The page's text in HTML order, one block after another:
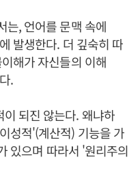
는, 언어를 문맥 속에
발생한다. 더 깊숙히 따
해가 자신들의 이해
.
되진 않는다. 왜냐하
성적'(계산적) 기능을 가
있으며 따라서 '원리주의